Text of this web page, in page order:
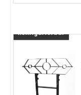
konfigurierbar